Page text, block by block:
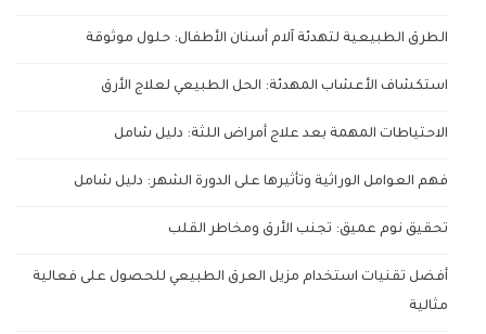
الطرق الطبيعية لتهدئة آلام أسنان الأطفال: حلول موثوقة
استكشاف الأعشاب المهدئة: الحل الطبيعي لعلاج الأرق
الاحتياطات المهمة بعد علاج أمراض اللثة: دليل شامل
فهم العوامل الوراثية وتأثيرها على الدورة الشهر: دليل شامل
تحقيق نوم عميق: تجنب الأرق ومخاطر القلب
أفضل تقنيات استخدام مزيل العرق الطبيعي للحصول على فعالية
مثالية